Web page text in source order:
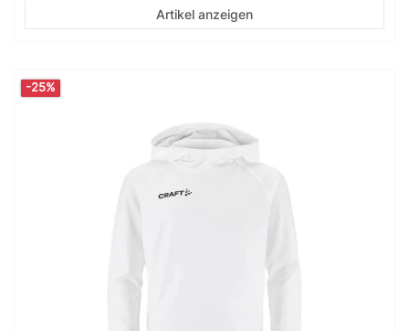
Artikel anzeigen
-25%